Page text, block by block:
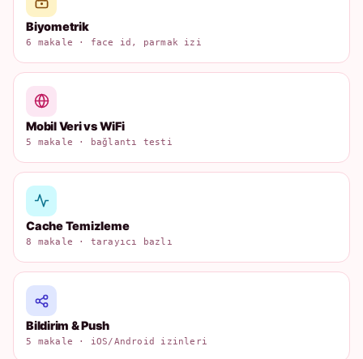
Biyometrik
6 makale · face id, parmak izi
Mobil Veri vs WiFi
5 makale · bağlantı testi
Cache Temizleme
8 makale · tarayıcı bazlı
Bildirim & Push
5 makale · iOS/Android izinleri